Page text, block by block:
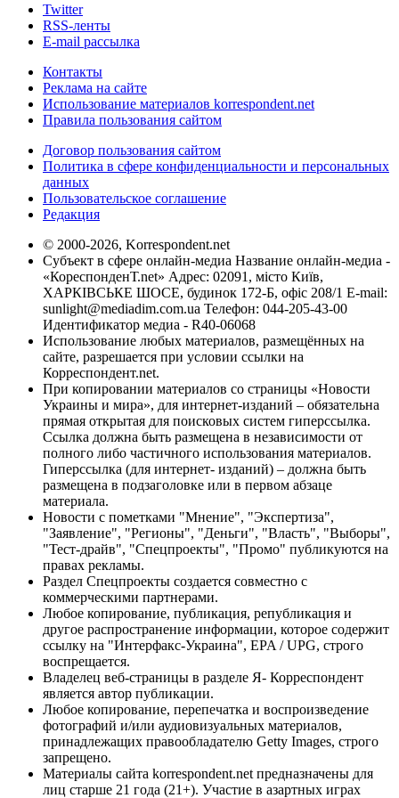
Twitter
RSS-ленты
E-mail рассылка
Контакты
Реклама на сайте
Использование материалов korrespondent.net
Правила пользования сайтом
Договор пользования сайтом
Политика в сфере конфиденциальности и персональных
данных
Пользовательское соглашение
Редакция
© 2000-2026, Korrespondent.net
Субъект в сфере онлайн-медиа Название онлайн-медиа -
«КореспонденТ.net» Адрес: 02091, місто Київ,
ХАРКІВСЬКЕ ШОСЕ, будинок 172-Б, офіс 208/1 E-mail:
sunlight@mediadim.com.ua Телефон: 044-205-43-00
Идентификатор медиа - R40-06068
Использование любых материалов, размещённых на
сайте, разрешается при условии ссылки на
Корреспондент.net.
При копировании материалов со страницы «Новости
Украины и мира», для интернет-изданий – обязательна
прямая открытая для поисковых систем гиперссылка.
Ссылка должна быть размещена в независимости от
полного либо частичного использования материалов.
Гиперссылка (для интернет- изданий) – должна быть
размещена в подзаголовке или в первом абзаце
материала.
Новости с пометками "Мнение", "Экспертиза",
"Заявление", "Регионы", "Деньги", "Власть", "Выборы",
"Тест-драйв", "Спецпроекты", "Промо" публикуются на
правах рекламы.
Раздел Спецпроекты создается совместно с
коммерческими партнерами.
Любое копирование, публикация, републикация и
другое распространение информации, которое содержит
ссылку на "Интерфакс-Украина", EPA / UPG, строго
воспрещается.
Владелец веб-страницы в разделе Я- Корреспондент
является автор публикации.
Любое копирование, перепечатка и воспроизведение
фотографий и/или аудиовизуальных материалов,
принадлежащих правообладателю Getty Images, строго
запрещено.
Материалы сайта korrespondent.net предназначены для
лиц старше 21 года (21+). Участие в азартных играх